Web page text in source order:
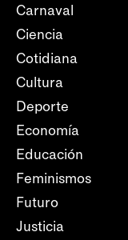
Carnaval
Ciencia
Cotidiana
Cultura
Deporte
Economía
Educación
Feminismos
Futuro
Justicia